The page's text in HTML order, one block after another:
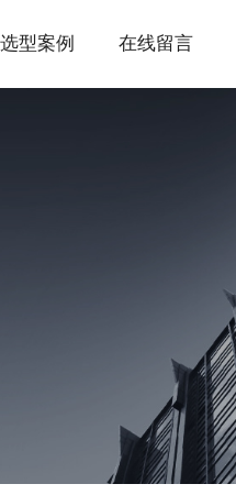
选型案例 在线留言